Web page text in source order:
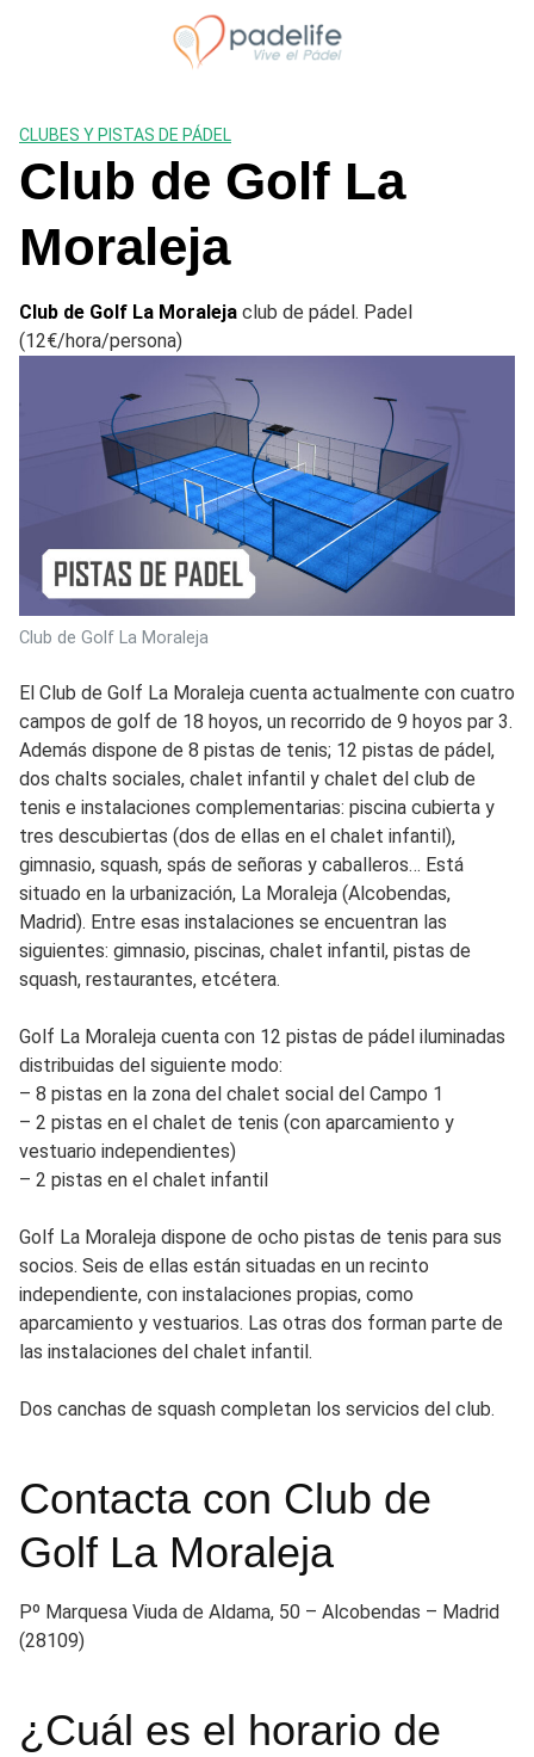
CLUBES Y PISTAS DE PÁDEL
Club de Golf La
Moraleja
Club de Golf La Moraleja club de pádel. Padel
(12€/hora/persona)
Club de Golf La Moraleja
El Club de Golf La Moraleja cuenta actualmente con cuatro
campos de golf de 18 hoyos, un recorrido de 9 hoyos par 3.
Además dispone de 8 pistas de tenis; 12 pistas de pádel,
dos chalts sociales, chalet infantil y chalet del club de
tenis e instalaciones complementarias: piscina cubierta y
tres descubiertas (dos de ellas en el chalet infantil),
gimnasio, squash, spás de señoras y caballeros… Está
situado en la urbanización, La Moraleja (Alcobendas,
Madrid). Entre esas instalaciones se encuentran las
siguientes: gimnasio, piscinas, chalet infantil, pistas de
squash, restaurantes, etcétera.
Golf La Moraleja cuenta con 12 pistas de pádel iluminadas
distribuidas del siguiente modo:
– 8 pistas en la zona del chalet social del Campo 1
– 2 pistas en el chalet de tenis (con aparcamiento y
vestuario independientes)
– 2 pistas en el chalet infantil
Golf La Moraleja dispone de ocho pistas de tenis para sus
socios. Seis de ellas están situadas en un recinto
independiente, con instalaciones propias, como
aparcamiento y vestuarios. Las otras dos forman parte de
las instalaciones del chalet infantil.
Dos canchas de squash completan los servicios del club.
Contacta con Club de
Golf La Moraleja
Pº Marquesa Viuda de Aldama, 50 – Alcobendas – Madrid
(28109)
¿Cuál es el horario de